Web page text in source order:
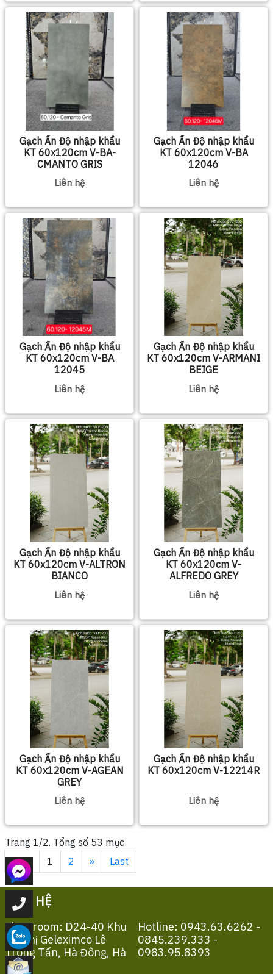
Gạch Ấn Độ nhập khẩu
KT 60x120cm V-BA-
CMANTO GRIS
Liên hệ
Gạch Ấn Độ nhập khẩu
KT 60x120cm V-BA
12046
Liên hệ
Gạch Ấn Độ nhập khẩu
KT 60x120cm V-BA
12045
Liên hệ
Gạch Ấn Độ nhập khẩu
KT 60x120cm V-ARMANI
BEIGE
Liên hệ
Gạch Ấn Độ nhập khẩu
KT 60x120cm V-ALTRON
BIANCO
Liên hệ
Gạch Ấn Độ nhập khẩu
KT 60x120cm V-
ALFREDO GREY
Liên hệ
Gạch Ấn Độ nhập khẩu
KT 60x120cm V-AGEAN
GREY
Liên hệ
Gạch Ấn Độ nhập khẩu
KT 60x120cm V-12214R
Liên hệ
Trang 1/2. Tổng số 53 mục
First
1 2 » Last
LIÊN HỆ
Showroom: D24-40 Khu
Đô Thị Geleximco Lê
Trọng Tấn, Hà Đông, Hà
Nội
Hotline: 0943.63.6262 -
0845.239.333 -
0983.95.8393